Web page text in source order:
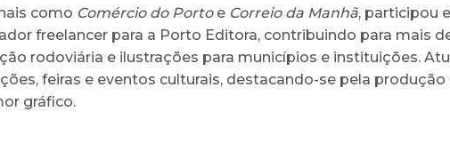
como Comércio do Portoe Correio da Manhã, participou
freelancer para a Porto Editora, contribuindo para mais
rodoviária e ilustrações para municípios e instituições.
feiras e eventos culturais, destacando-se pela
gráfico.